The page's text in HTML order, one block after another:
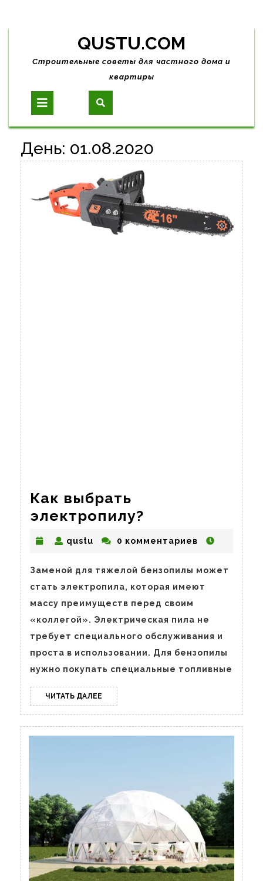
Skip
content
QUSTU.COM
Строительные советы для частного дома и
квартиры
Open
Button
День: 01.08.2020
Как выбрать
электропилу?
выбрать
электропилу?
qustu qustu0 комментариев
Заменой для тяжелой бензопилы может
стать электропила, которая имеют
массу преимуществ перед своим
«коллегой». Электрическая пила не
требует специального обслуживания и
проста в использовании. Для бензопилы
нужно покупать специальные топливные
ЧИТАТЬ ДАЛЕЕ ЧИТАТЬ
ДАЛЕЕ